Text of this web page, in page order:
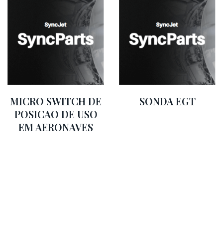
MICRO SWITCH DE
POSICAO DE USO
EM AERONAVES
SONDA EGT